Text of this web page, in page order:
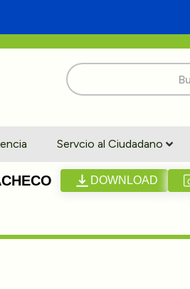
Buscar:
Servcio al Ciudadano
DOWNLOAD